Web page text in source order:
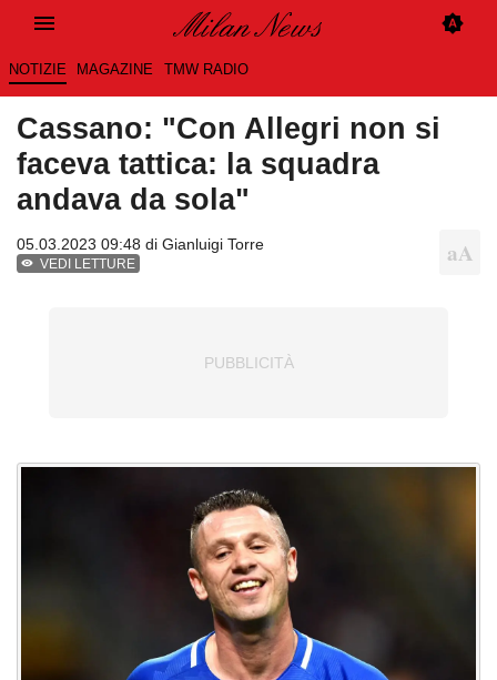
NOTIZIE MAGAZINE TMW RADIO
Cassano: "Con Allegri non si
faceva tattica: la squadra
andava da sola"
05.03.2023 09:48 di Gianluigi Torre
VEDI LETTURE